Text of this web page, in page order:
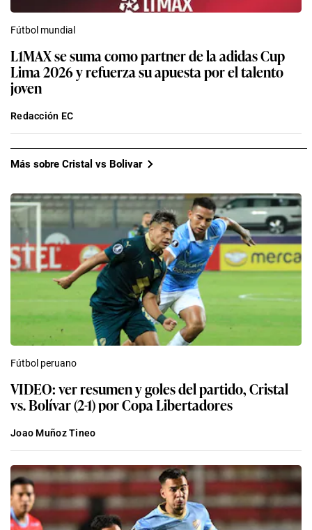
Fútbol mundial
L1MAX se suma como partner de la adidas Cup
Lima 2026 y refuerza su apuesta por el talento
joven
Redacción EC
Más sobre Cristal vs Bolivar
Fútbol peruano
VIDEO: ver resumen y goles del partido, Cristal
vs. Bolívar (2-1) por Copa Libertadores
Joao Muñoz Tineo